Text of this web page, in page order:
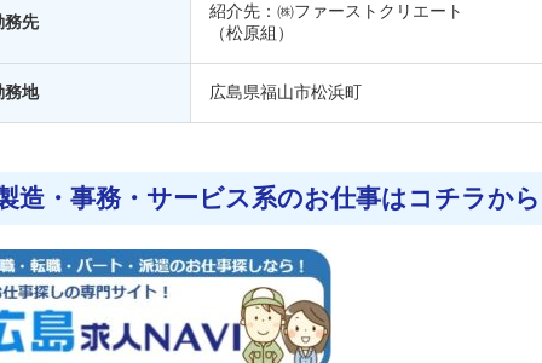
務先
紹介先：㈱ファーストクリエート
（松原組）
務地 広島県福山市松浜町
造・事務・サービス系のお仕事はコチラか